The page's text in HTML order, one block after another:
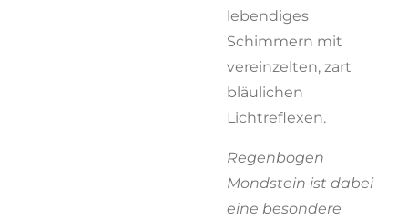
lebendiges
Schimmern mit
vereinzelten, zart
bläulichen
Lichtreflexen.
Regenbogen
Mondstein ist dabei
eine besondere